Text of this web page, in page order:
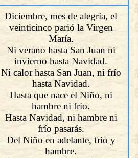
Diciembre, mes de alegría, el
veinticinco parió la Virgen
María.
Ni verano hasta San Juan ni
invierno hasta Navidad.
Ni calor hasta San Juan, ni frío
hasta Navidad.
Hasta que nace el Niño, ni
hambre ni frío.
Hasta Navidad, ni hambre ni
frío pasarás.
Del Niño en adelante, frío y
hambre.